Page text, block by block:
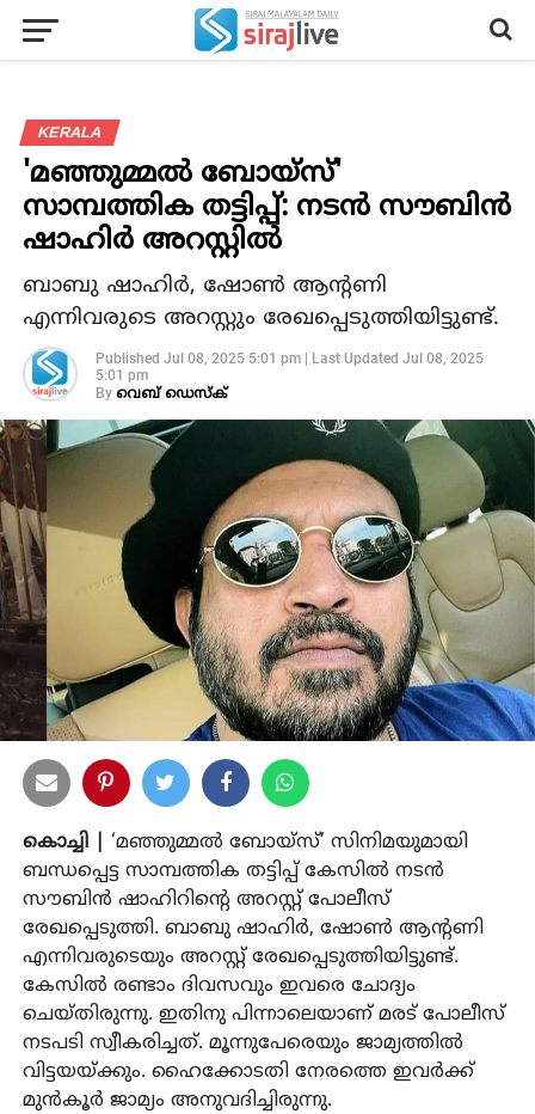
KERALA
'മഞ്ഞുമ്മല്‍ ബോയ്‌സ്'
സാമ്പത്തിക തട്ടിപ്പ്: നടന്‍ സൗബിന്‍
ഷാഹിര്‍ അറസ്റ്റില്‍
ബാബു ഷാഹിര്‍, ഷോണ്‍ ആന്റണി
എന്നിവരുടെ അറസ്റ്റും രേഖപ്പെടുത്തിയിട്ടുണ്ട്.
Published Jul 08, 2025 5:01 pm| Last Updated Jul 08, 2025
5:01 pm
By വെബ് ഡെസ്‌ക്
കൊച്ചി |
‘മഞ്ഞുമ്മല്‍ ബോയ്‌സ്’ സിനിമയുമായി
ബന്ധപ്പെട്ട സാമ്പത്തിക തട്ടിപ്പ് കേസില്‍ നടന്‍
സൗബിന്‍ ഷാഹിറിന്റെ അറസ്റ്റ് പോലീസ്
രേഖപ്പെടുത്തി. ബാബു ഷാഹിര്‍, ഷോണ്‍ ആന്റണി
എന്നിവരുടെയും അറസ്റ്റ് രേഖപ്പെടുത്തിയിട്ടുണ്ട്.
കേസില്‍ രണ്ടാം ദിവസവും ഇവരെ ചോദ്യം
ചെയ്തിരുന്നു. ഇതിനു പിന്നാലെയാണ് മരട് പോലീസ്
നടപടി സ്വീകരിച്ചത്. മൂന്നുപേരെയും ജാമ്യത്തില്‍
വിട്ടയയ്ക്കും. ഹൈക്കോടതി നേരത്തെ ഇവര്‍ക്ക്
മുന്‍കൂര്‍ ജാമ്യം അനുവദിച്ചിരുന്നു.